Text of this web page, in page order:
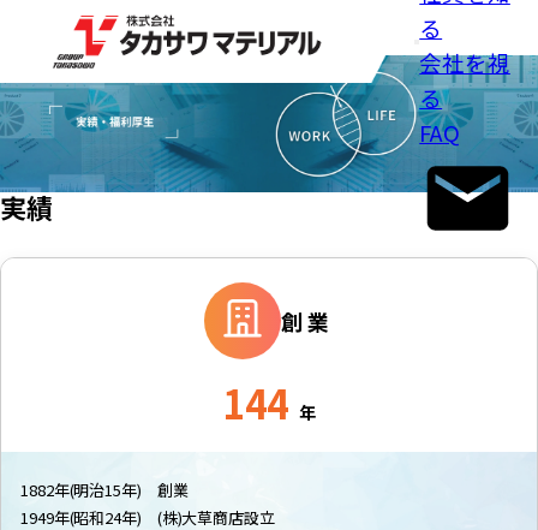
容
を
ス
キ
ッ
プ
る
会社を視
る
FAQ
実績
創業
144 年
1882年(明治15年) 創業
1949年(昭和24年) (株)大草商店設立